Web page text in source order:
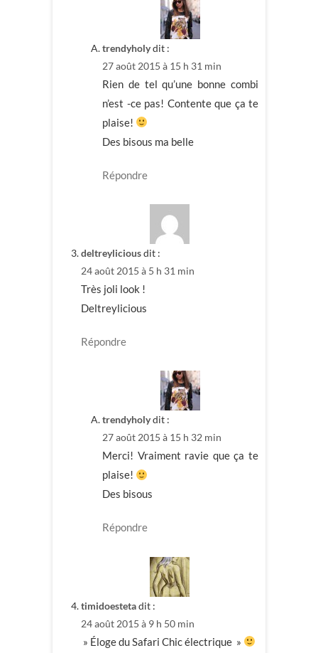
trendyholydit :
27 août 2015 à 15 h 31 min
Rien de tel qu’une bonne combi
n’est -ce pas! Contente que ça te
plaise!
Des bisous ma belle
Répondre
deltreyliciousdit :
24 août 2015 à 5 h 31 min
Très joli look !
Deltreylicious
Répondre
trendyholydit :
27 août 2015 à 15 h 32 min
Merci! Vraiment ravie que ça te
plaise!
Des bisous
Répondre
timidoestetadit :
24 août 2015 à 9 h 50 min
» Éloge du Safari Chic électrique »